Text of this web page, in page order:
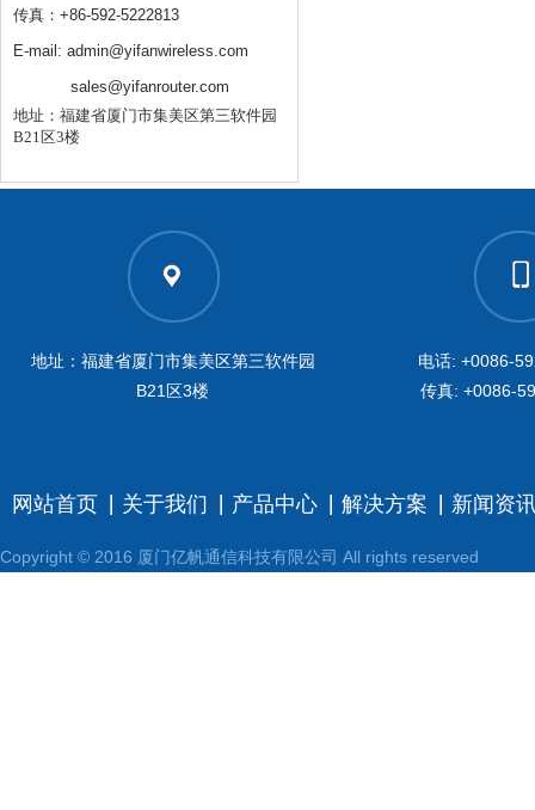
传真：+86-592-5222813
E-mail: admin@yifanwireless.com
sales@yifanrouter.com
地址：福建省厦门市集美区第三软件园
B21区3楼
地址：福建省厦门市集美区第三软件园
B21区3楼
电话: +0086-
传真: +0086-
网站首页 关于我们 产品中心 解决方案 新闻资
Copyright © 2016 厦门亿帆通信科技有限公司 All rights reserved